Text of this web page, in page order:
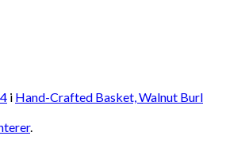
i Hand-Crafted Basket, Walnut Burl
.